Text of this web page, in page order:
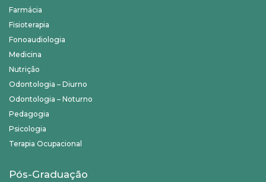
Farmácia
Fisioterapia
Fonoaudiologia
Medicina
Nutrição
Odontologia – Diurno
Odontologia – Noturno
Pedagogia
Psicologia
Terapia Ocupacional
Pós-Graduação